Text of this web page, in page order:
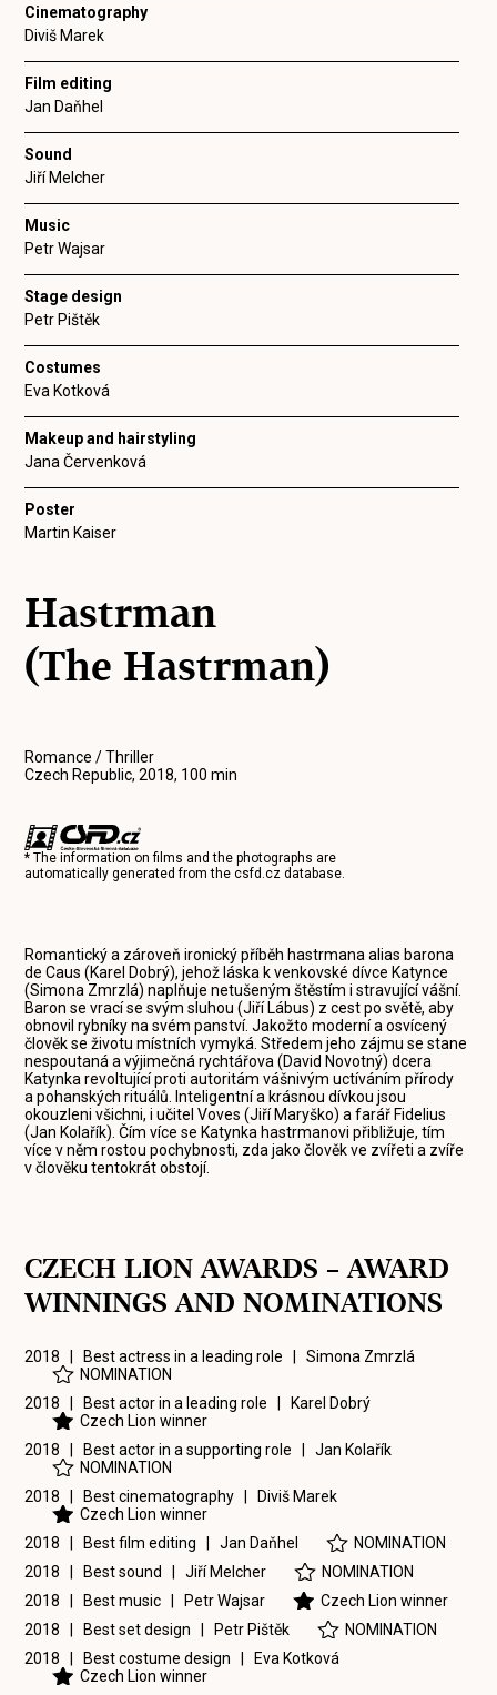
Cinematography
Diviš Marek
Film editing
Jan Daňhel
Sound
Jiří Melcher
Music
Petr Wajsar
Stage design
Petr Pištěk
Costumes
Eva Kotková
Makeup and hairstyling
Jana Červenková
Poster
Martin Kaiser
Hastrman
(The Hastrman)
Romance / Thriller
Czech Republic, 2018, 100 min
* The information on films and the photographs are
automatically generated from thecsfd.cz database.
Romantický a zároveň ironický příběh hastrmana alias barona
de Caus (Karel Dobrý), jehož láska k venkovské dívce Katynce
(Simona Zmrzlá) naplňuje netušeným štěstím i stravující vášní.
Baron se vrací se svým sluhou (Jiří Lábus) z cest po světě, aby
obnovil rybníky na svém panství. Jakožto moderní a osvícený
člověk se životu místních vymyká. Středem jeho zájmu se stane
nespoutaná a výjimečná rychtářova (David Novotný) dcera
Katynka revoltující proti autoritám vášnivým uctíváním přírody
a pohanských rituálů. Inteligentní a krásnou dívkou jsou
okouzleni všichni, i učitel Voves (Jiří Maryško) a farář Fidelius
(Jan Kolařík). Čím více se Katynka hastrmanovi přibližuje, tím
více v něm rostou pochybnosti, zda jako člověk ve zvířeti a zvíře
v člověku tentokrát obstojí.
CZECH LION AWARDS – AWARD
WINNINGS AND NOMINATIONS
2018 | Best actress in a leading role |Simona Zmrzlá
NOMINATION
2018 | Best actor in a leading role | Karel Dobrý
Czech Lion winner
2018 | Best actor in a supporting role |Jan Kolařík
NOMINATION
2018 | Best cinematography | Diviš Marek
Czech Lion winner
2018 | Best film editing |Jan Daňhel
NOMINATION
2018 | Best sound |Jiří Melcher
NOMINATION
2018 | Best music | Petr Wajsar
Czech Lion winner
2018 | Best set design | Petr Pištěk
NOMINATION
2018 | Best costume design | Eva Kotková
Czech Lion winner